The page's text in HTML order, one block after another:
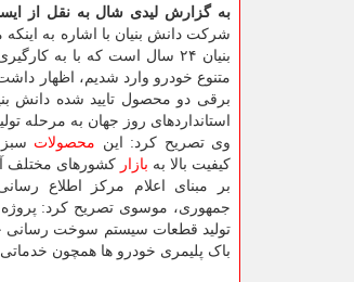
به گزارش لیدی شال به نقل از
شرکت دانش بنیان با اشاره به
بنیان ۲۴ سال است که با به
متنوع خودرو وارد شدیم، اظهار
برقی دو محصول تایید شده دانش
استانداردهای روز جهان به مرحله
وی تصریح کرد: این محصولات
کیفیت بالا به بازار کشورهای مختلف
بر مبنای اعلام مرکز اطلاع
جمهوری، موسوی تصریح کرد:
باک پلیمری خودرو ها همچون